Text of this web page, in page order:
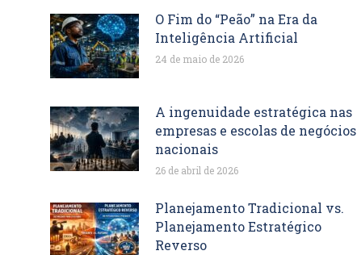
O Fim do “Peão” na Era da
Inteligência Artificial
24 de maio de 2026
A ingenuidade estratégica nas
empresas e escolas de negócios
nacionais
26 de abril de 2026
Planejamento Tradicional vs.
Planejamento Estratégico
Reverso